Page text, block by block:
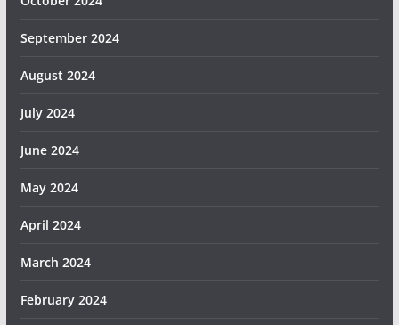
September 2024
August 2024
July 2024
June 2024
May 2024
April 2024
March 2024
February 2024